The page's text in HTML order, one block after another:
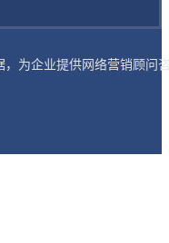
为企业提供网络营销顾问